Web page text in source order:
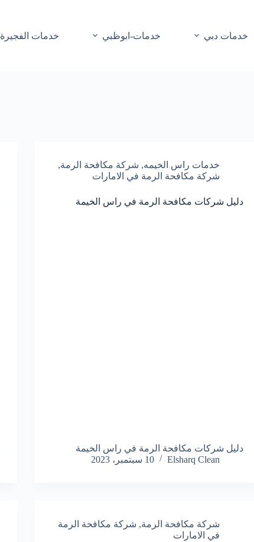
خدمات دبي خدمات-ابوظبي خدمات الفجيرة
خدمات راس الخيمه, شركة مكافحة الرمة,
شركة مكافحة الرمة في الامارات
دليل شركات مكافحة الرمة في راس الخيمة
دليل شركات مكافحة الرمة في راس الخيمة
Elsharq Clean
10 سبتمبر، 2023
شركة مكافحة الرمة, شركة مكافحة الرمة
في الامارات